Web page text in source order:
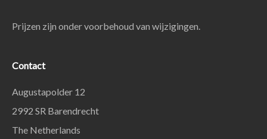
Prijzen zijn onder voorbehoud van wijzigingen.
Contact
Augustapolder 12
2992 SR Barendrecht
The Netherlands